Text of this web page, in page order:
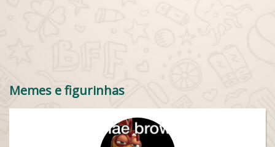
Memes e figurinhas